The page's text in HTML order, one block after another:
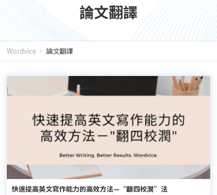
論文翻譯
Wordvice 論文翻譯
快速提高英文寫作能力的高效方法—“翻四校潤”法